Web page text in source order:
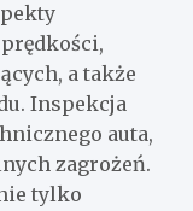
a także
Inspekcja
auta,
zagrożeń.
tylko